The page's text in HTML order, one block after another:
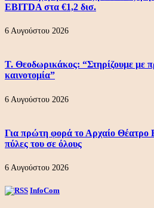
EBITDA στα €1,2 δισ.
6 Αυγούστου 2026
Τ. Θεοδωρικάκος: “Στηρίζουμε με
καινοτομία”
6 Αυγούστου 2026
Για πρώτη φορά το Αρχαίο Θέατρο
πύλες του σε όλους
6 Αυγούστου 2026
InfoCom